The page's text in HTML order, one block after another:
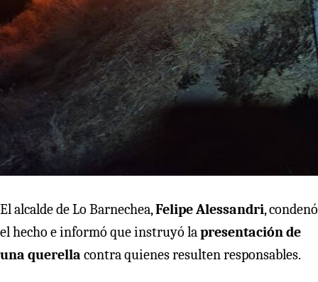
El alcalde de Lo Barnechea,Felipe Alessandri, condenó
el hecho e informó que instruyó lapresentación de
una querella contra quienes resulten responsables.